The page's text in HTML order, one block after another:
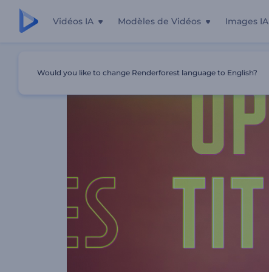
Vidéos IA Modèles de Vidéos Images IA
Would you like to change Renderforest language to English?